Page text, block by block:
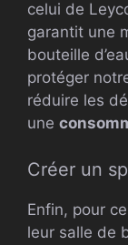
celui de
garantit une
bouteille
protéger
réduire les
une
Créer un
Enfin, pour
leur salle de